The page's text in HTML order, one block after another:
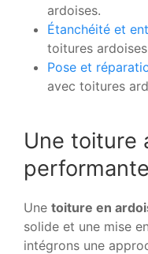
ardoises.
Étanchéité et
toitures
Pose et
avec toitures
Une toiture
Une toiture en
solide et une mise
intégrons une